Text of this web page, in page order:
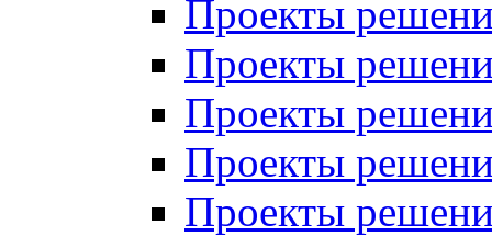
Проекты
Проекты
Проекты
Проекты
Проекты